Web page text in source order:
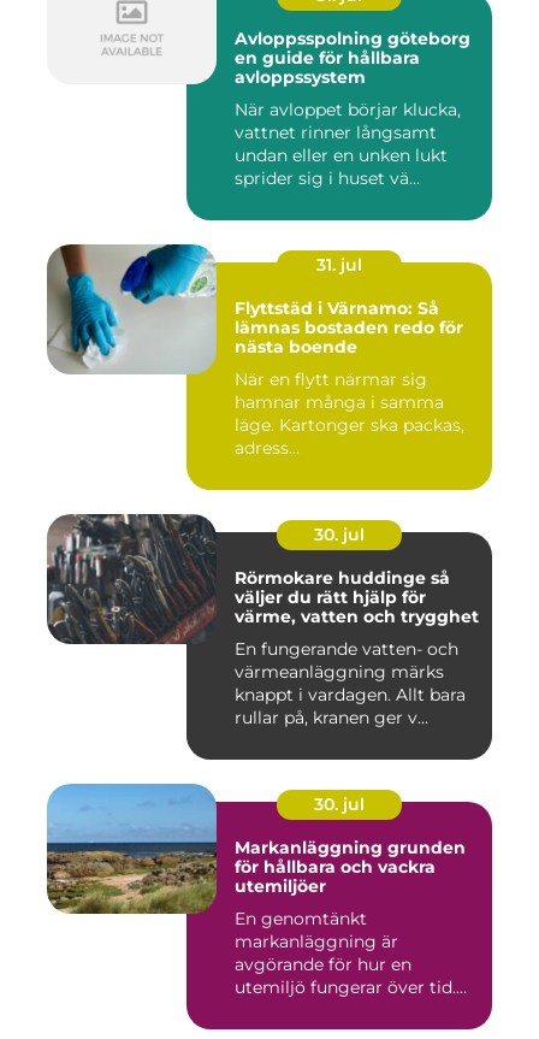
Avloppsspolning göteborg
en guide för hållbara
avloppssystem
När avloppet börjar klucka,
vattnet rinner långsamt
undan eller en unken lukt
sprider sig i huset vä...
31. jul
Flyttstäd i Värnamo: Så
lämnas bostaden redo för
nästa boende
När en flytt närmar sig
hamnar många i samma
läge. Kartonger ska packas,
adress...
30. jul
Rörmokare huddinge så
väljer du rätt hjälp för
värme, vatten och trygghet
En fungerande vatten- och
värmeanläggning märks
knappt i vardagen. Allt bara
rullar på, kranen ger v...
30. jul
Markanläggning grunden
för hållbara och vackra
utemiljöer
En genomtänkt
markanläggning är
avgörande för hur en
utemiljö fungerar över tid.